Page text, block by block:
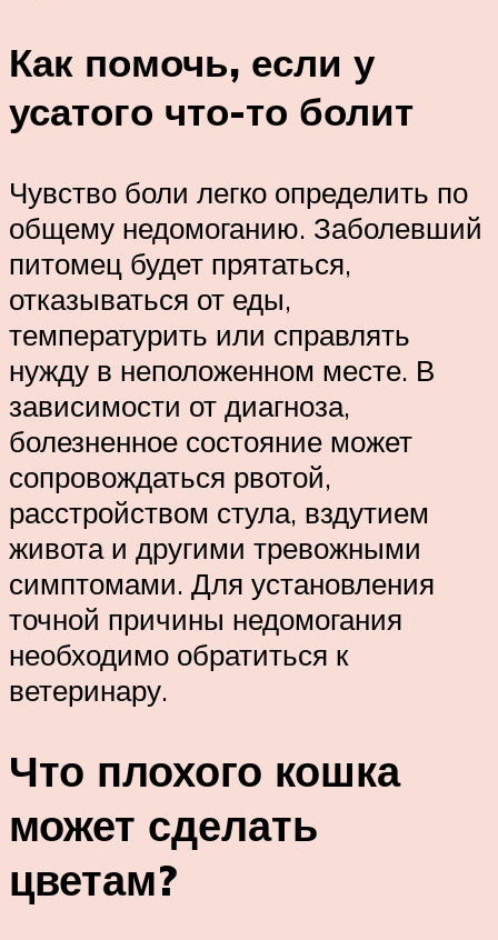
Как помочь, если у
усатого что-то болит
Чувство боли легко определить по
общему недомоганию. Заболевший
питомец будет прятаться,
отказываться от еды,
температурить или справлять
нужду в неположенном месте. В
зависимости от диагноза,
болезненное состояние может
сопровождаться рвотой,
расстройством стула, вздутием
живота и другими тревожными
симптомами. Для установления
точной причины недомогания
необходимо обратиться к
ветеринару.
Что плохого кошка
может сделать
цветам?